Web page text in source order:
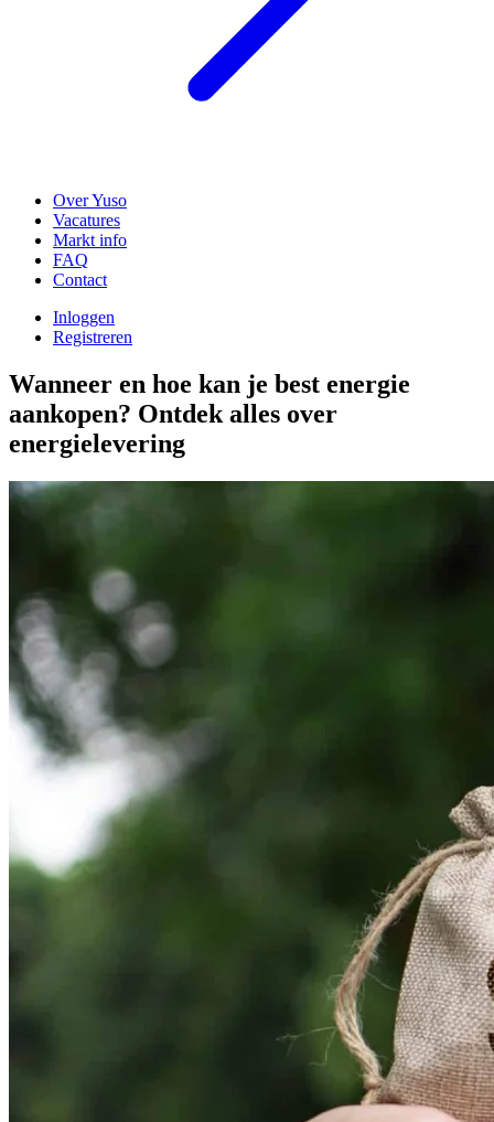
Over Yuso
Vacatures
Markt info
FAQ
Contact
Inloggen
Registreren
Wanneer en hoe kan je best energie
aankopen? Ontdek alles over
energielevering